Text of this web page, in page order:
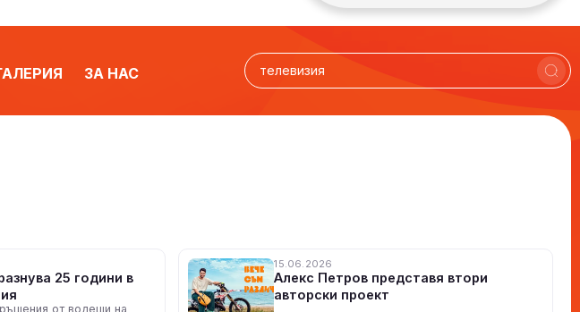
ЗА НАС
25 години в
от водещи на
15.06.2026
Алекс Петров представя втори
авторски проект